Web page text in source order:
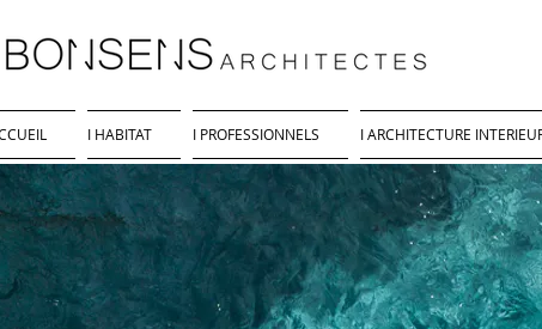
I HABITAT I PROFESSIONNELS I ARCHITECTURE